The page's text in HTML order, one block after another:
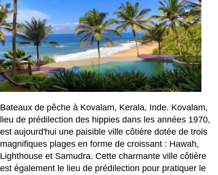
Bateaux de pêche à Kovalam, Kerala, Inde. Kovalam,
lieu de prédilection des hippies dans les années 1970,
est aujourd'hui une paisible ville côtière dotée de trois
magnifiques plages en forme de croissant : Hawah,
Lighthouse et Samudra. Cette charmante ville côtière
est également le lieu de prédilection pour pratiquer le